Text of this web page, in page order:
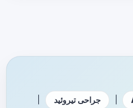
جراحی تیروئید